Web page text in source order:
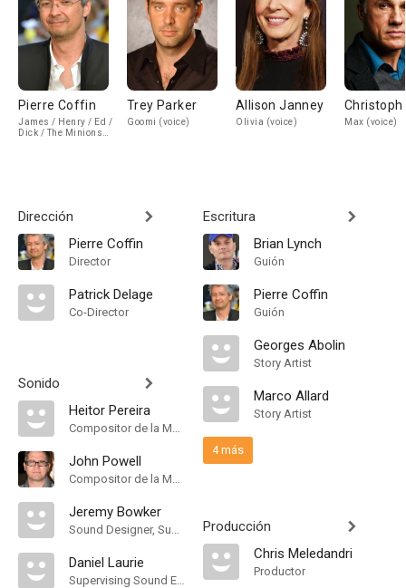
Pierre Coffin
James / Henry / Ed /
Dick / The Minions
Trey Parker
Goomi (voice)
Allison Janney
Olivia (voice)
Christoph
Max (voice)
Dirección
Pierre Coffin
Director
Patrick Delage
Co-Director
Sonido
Heitor Pereira
Compositor de la Música Original
John Powell
Compositor de la Música Original
Jeremy Bowker
Sound Designer, Supervising Sound Editor
Daniel Laurie
Supervising Sound Editor
Escritura
Brian Lynch
Guión
Pierre Coffin
Guión
Georges Abolin
Story Artist
Marco Allard
Story Artist
4 más
Producción
Chris Meledandri
Productor